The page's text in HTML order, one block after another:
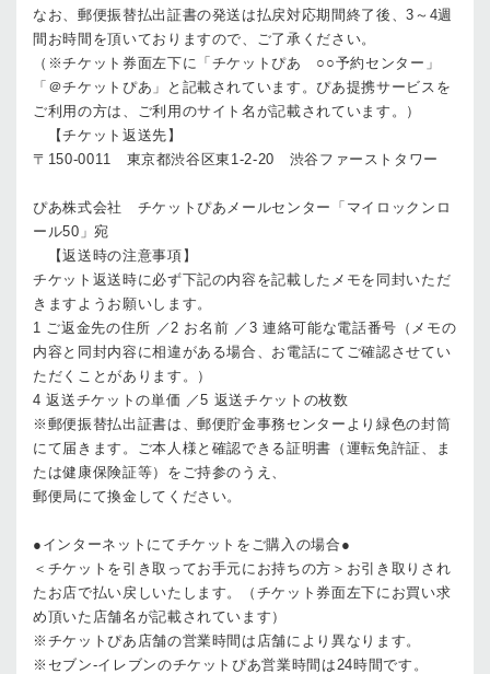
なお、郵便振替払出証書の発送は払戻対応期間終了後、3～4週
間お時間を頂いておりますので、ご了承ください。
（※チケット券面左下に「チケットぴあ ○○予約センター」
「＠チケットぴあ」と記載されています。ぴあ提携サービスを
ご利用の方は、ご利用のサイト名が記載されています。）
【チケット返送先】
〒150-0011 東京都渋谷区東1-2-20 渋谷ファーストタワー
ぴあ株式会社 チケットぴあメールセンター「マイロックンロ
ール50」宛
【返送時の注意事項】
チケット返送時に必ず下記の内容を記載したメモを同封いただ
きますようお願いします。
1 ご返金先の住所 ／2 お名前 ／3 連絡可能な電話番号（メモの
内容と同封内容に相違がある場合、お電話にてご確認させてい
ただくことがあります。）
4 返送チケットの単価 ／5 返送チケットの枚数
※郵便振替払出証書は、郵便貯金事務センターより緑色の封筒
にて届きます。ご本人様と確認できる証明書（運転免許証、ま
たは健康保険証等）をご持参のうえ、
郵便局にて換金してください。
●インターネットにてチケットをご購入の場合●
＜チケットを引き取ってお手元にお持ちの方＞お引き取りされ
たお店で払い戻しいたします。（チケット券面左下にお買い求
め頂いた店舗名が記載されています）
※チケットぴあ店舗の営業時間は店舗により異なります。
※セブン-イレブンのチケットぴあ営業時間は24時間です。